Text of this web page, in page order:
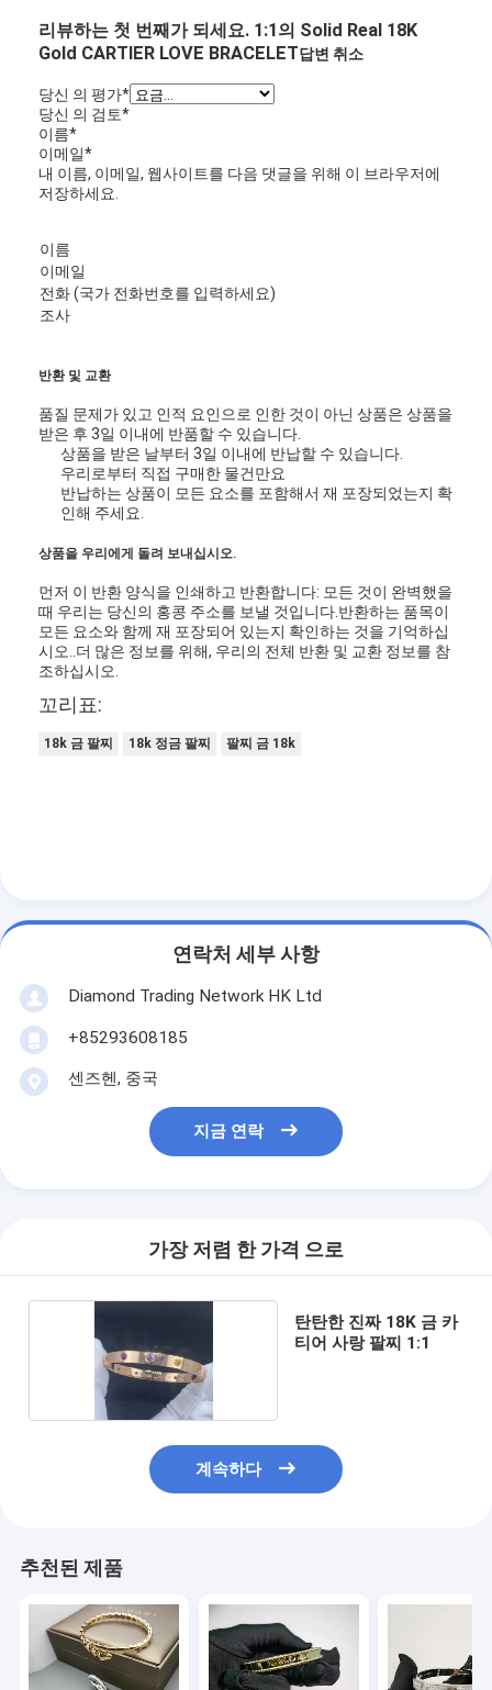
인용 을 요청 하십시오
18k 금 가구
18K 금 목걸이
18k 금 반지
18K 금 팔찌
18K 금 보석
반 클리프 아르펠스
맞춘 카티어
리뷰하는 첫 번째가 되세요. 1:1의 Solid Real 18K
Gold CARTIER LOVE BRACELET답변 취소
당신 의 평가*
당신 의 검토*
이름*
이메일*
내 이름, 이메일, 웹사이트를 다음 댓글을 위해 이 브라우저에
저장하세요.
이름
이메일
전화 (국가 전화번호를 입력하세요)
조사
반환 및 교환
품질 문제가 있고 인적 요인으로 인한 것이 아닌 상품은 상품을
받은 후 3일 이내에 반품할 수 있습니다.
상품을 받은 날부터 3일 이내에 반납할 수 있습니다.
우리로부터 직접 구매한 물건만요
반납하는 상품이 모든 요소를 포함해서 재 포장되었는지 확
인해 주세요.
상품을 우리에게 돌려 보내십시오.
먼저 이 반환 양식을 인쇄하고 반환합니다: 모든 것이 완벽했을
때 우리는 당신의 홍콩 주소를 보낼 것입니다.반환하는 품목이
모든 요소와 함께 재 포장되어 있는지 확인하는 것을 기억하십
시오..더 많은 정보를 위해, 우리의 전체 반환 및 교환 정보를 참
조하십시오.
꼬리표:
18k 금 팔찌 18k 정금 팔찌 팔찌 금 18k
연락처 세부 사항
Diamond Trading Network HK Ltd
+85293608185
센즈헨, 중국
지금 연락
가장 저렴 한 가격 으로
탄탄한 진짜 18K 금 카
티어 사랑 팔찌 1:1
계속하다
추천된 제품